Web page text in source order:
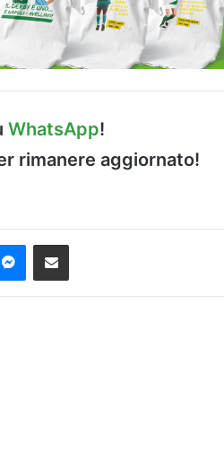
WhatsApp!
rimanere aggiornato!
Messenger
Condividi via Email